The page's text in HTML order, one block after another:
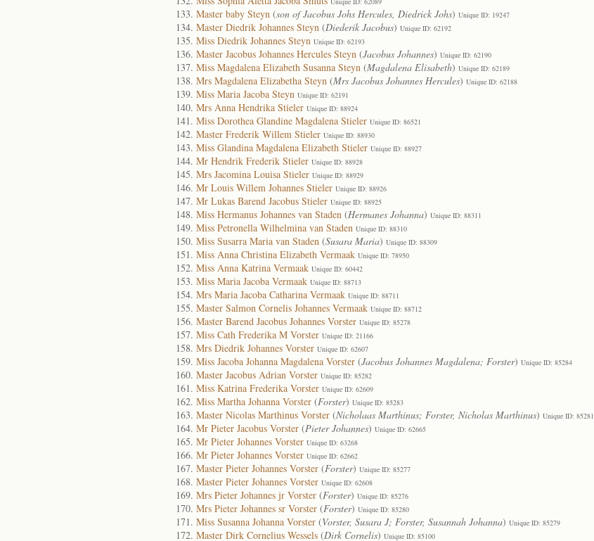
Master baby Steyn (son of Jacobus Johs Hercules, Diedrick Johs) Unique ID: 19247
Master Diedrik Johannes Steyn (Diederik Jacobus) Unique ID: 62192
Miss Diedrik Johannes Steyn Unique ID: 62193
Master Jacobus Johannes Hercules Steyn (Jacobus Johannes) Unique ID: 62190
Miss Magdalena Elizabeth Susanna Steyn (Magdalena Elisabeth) Unique ID: 62189
Mrs Magdalena Elizabetha Steyn (Mrs Jacobus Johannes Hercules) Unique ID: 62188
Miss Maria Jacoba Steyn Unique ID: 62191
Mrs Anna Hendrika Stieler Unique ID: 88924
Miss Dorothea Glandine Magdalena Stieler Unique ID: 86521
Master Frederik Willem Stieler Unique ID: 88930
Miss Glandina Magdalena Elizabeth Stieler Unique ID: 88927
Mr Hendrik Frederik Stieler Unique ID: 88928
Mrs Jacomina Louisa Stieler Unique ID: 88929
Mr Louis Willem Johannes Stieler Unique ID: 88926
Mr Lukas Barend Jacobus Stieler Unique ID: 88925
Miss Hermanus Johannes van Staden (Hermanes Johanna) Unique ID: 88311
Miss Petronella Wilhelmina van Staden Unique ID: 88310
Miss Susarra Maria van Staden (Susara Maria) Unique ID: 88309
Miss Anna Christina Elizabeth Vermaak Unique ID: 78950
Miss Anna Katrina Vermaak Unique ID: 60442
Miss Maria Jacoba Vermaak Unique ID: 88713
Mrs Maria Jacoba Catharina Vermaak Unique ID: 88711
Master Salmon Cornelis Johannes Vermaak Unique ID: 88712
Master Barend Jacobus Johannes Vorster Unique ID: 85278
Miss Cath Frederika M Vorster Unique ID: 21166
Mrs Diedrik Johannes Vorster Unique ID: 62607
Miss Jacoba Johanna Magdalena Vorster (Jacobus Johannes Magdalena; Forster) Unique ID: 85284
Master Jacobus Adrian Vorster Unique ID: 85282
Miss Katrina Frederika Vorster Unique ID: 62609
Miss Martha Johanna Vorster (Forster) Unique ID: 85283
Master Nicolas Marthinus Vorster (Nicholaas Marthinus; Forster, Nicholas Marthinus) Unique ID: 85281
Mr Pieter Jacobus Vorster (Pieter Johannes) Unique ID: 62665
Mr Pieter Johannes Vorster Unique ID: 63268
Mr Pieter Johannes Vorster Unique ID: 62662
Master Pieter Johannes Vorster (Forster) Unique ID: 85277
Master Pieter Johannes Vorster Unique ID: 62608
Mrs Pieter Johannes jr Vorster (Forster) Unique ID: 85276
Mrs Pieter Johannes sr Vorster (Forster) Unique ID: 85280
Miss Susanna Johanna Vorster (Vorster, Susara J; Forster, Susannah Johanna) Unique ID: 85279
Master Dirk Cornelius Wessels (Dirk Cornelis) Unique ID: 85100